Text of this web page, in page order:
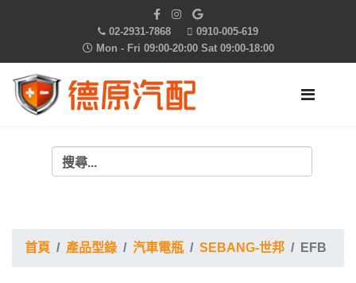
02-2931-7868
0910-005-619
Mon - Fri 09:00-20:00 Sat 09:00-18:00
首頁 產品型錄 汽車電瓶 SEBANG-世邦 EFB